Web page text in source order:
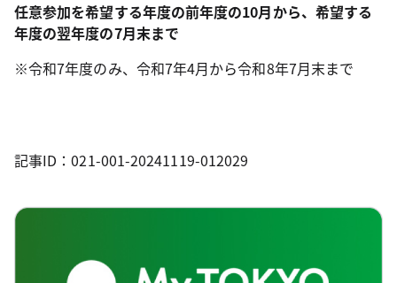
任意参加を希望する年度の前年度の10月から、希望する
年度の翌年度の7月末まで
※令和7年度のみ、令和7年4月から令和8年7月末まで
記事ID：021-001-20241119-012029